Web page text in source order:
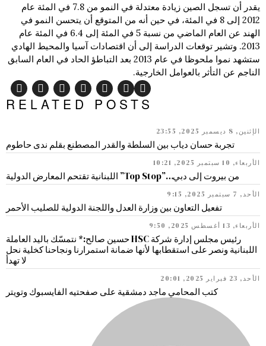
يقدر أن تسجل الصين زيادة معتدلة في النمو من 7.8 في المئة عام
2012 إلى 8 في المئة، في حين أنه من المتوقع أن يتحسن النمو في
الهند عن العام الماضي من نسبة 5 في المئة إلى 6.4 في المئة عام
2013. وتشير توقعات الدراسة إلى أن اقتصادات آسيا والمحيط الهادي
ستشهد نموا ملحوظا في عام 2013 بعد التباطؤ الحاد في العام السابق
الناجم عن التأثر بالعوامل الخارجية.
RELATED POSTS
الإثنين, 8 ديسمبر 2025, 23:55
تجربة حسان دياب بين السلطة والقدر المصطنع بقلم ندى حاطوم
الأربعاء, 10 سبتمبر 2025, 10:21
من بيروت إلى دبي…”Top Stop” اللبنانية تقتحم المعارض الدولية
الأحد, 7 سبتمبر 2025, 9:15
تفعيل التعاون بين وزارة العدل واللجنة الدولية للصليب الأحمر
الأربعاء, 13 أغسطس 2025, 9:50
رئيس مجلس إدارة شركة HSC حسين صالح:* نتمسّك باليد العاملة
اللبنانية ونصر على استقطابها لأنها ضمانة استمرارنا ونجاحنا كخلية نحل
لا تهدأ
الأحد, 23 فبراير 2025, 20:01
كتب المحامي ماجد دمشقية على صفحتيه الفايسبوك وتويتر